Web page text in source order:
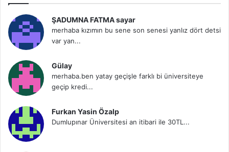
ŞADUMNA FATMA sayar
merhaba kızımın bu sene son senesi yanlız dört detsi
var yan...
Gülay
merhaba.ben yatay geçişle farklı bi üniversiteye
geçip kredi...
Furkan Yasin Özalp
Dumlupınar Üniversitesi an itibari ile 30TL...